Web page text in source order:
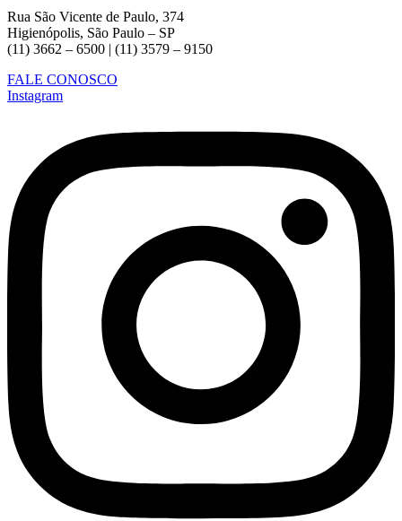
Rua São Vicente de Paulo, 374
Higienópolis, São Paulo – SP
(11) 3662 – 6500 | (11) 3579 – 9150
FALE CONOSCO
Instagram